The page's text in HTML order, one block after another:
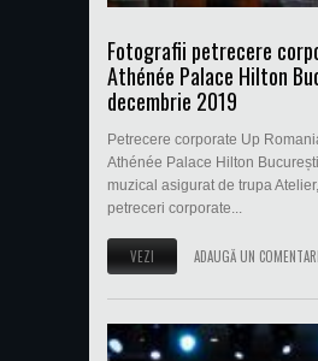
Fotografii petrecere
Athénée Palace Hilton
decembrie 2019
Petrecere corporate Up
Athénée Palace Hilton
muzical asigurat de trupa
petreceri corporate...
VEZI ADAUGĂ UN